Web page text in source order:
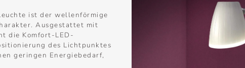
ist der wellenförmige
Ausgestattet mit
die Komfort-LED-
des Lichtpunktes
geringen Energiebedarf,